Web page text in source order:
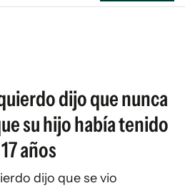
dijo que nunca
su hijo había tenido
años
dijo que se vio